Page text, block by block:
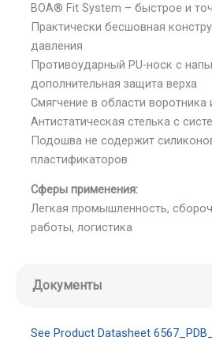
BOA® Fit System – быстрое и
Практически бесшовная
давления
Противоударный PU-носк с
дополнительная защита верха
Смягчение в области воротника
Антистатическая стелька с
Подошва не содержит
пластификаторов
Сферы применения:
Легкая промышленность,
работы, логистика
Документы
See Product Datasheet